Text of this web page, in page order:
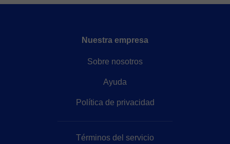
Nuestra empresa
Sobre nosotros
Ayuda
Política de privacidad
Términos del servicio